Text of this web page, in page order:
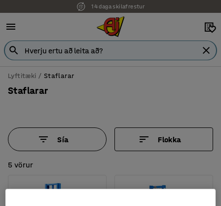
14 daga skilafrestur
Lyftitæki Staflarar
Staflarar
Sía Flokka
5 vörur